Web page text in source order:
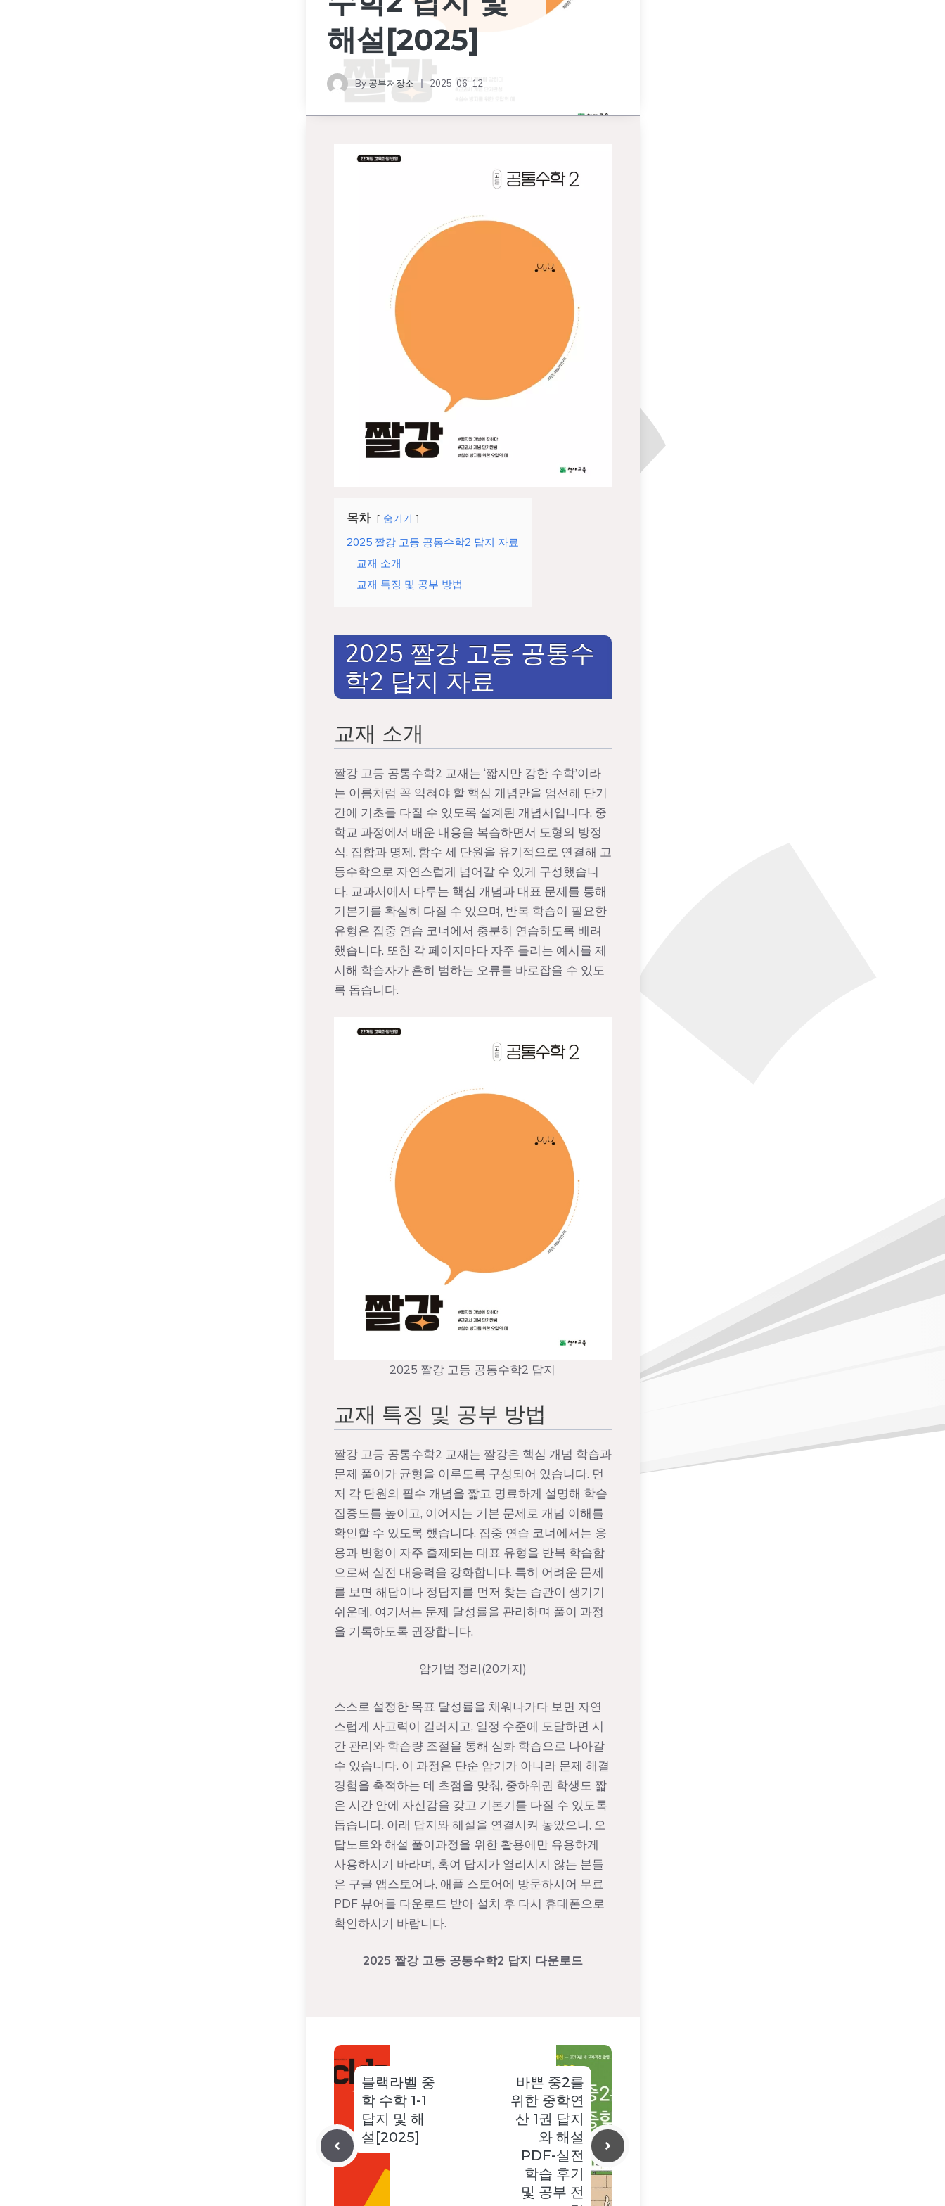
해설[2025]
By공부저장소 2025-06-12
목차 숨기기
2025 짤강 고등 공통수학2 답지 자료
교재 소개
교재 특징 및 공부 방법
2025 짤강 고등 공통수
학2 답지 자료
교재 소개
짤강 고등 공통수학2 교재는 ‘짧지만 강한 수학’이라
는 이름처럼 꼭 익혀야 할 핵심 개념만을 엄선해 단기
간에 기초를 다질 수 있도록 설계된 개념서입니다. 중
학교 과정에서 배운 내용을 복습하면서 도형의 방정
식, 집합과 명제, 함수 세 단원을 유기적으로 연결해 고
등수학으로 자연스럽게 넘어갈 수 있게 구성했습니
다. 교과서에서 다루는 핵심 개념과 대표 문제를 통해
기본기를 확실히 다질 수 있으며, 반복 학습이 필요한
유형은 집중 연습 코너에서 충분히 연습하도록 배려
했습니다. 또한 각 페이지마다 자주 틀리는 예시를 제
시해 학습자가 흔히 범하는 오류를 바로잡을 수 있도
록 돕습니다.
2025 짤강 고등 공통수학2 답지
교재 특징 및 공부 방법
짤강 고등 공통수학2 교재는 짤강은 핵심 개념 학습과
문제 풀이가 균형을 이루도록 구성되어 있습니다. 먼
저 각 단원의 필수 개념을 짧고 명료하게 설명해 학습
집중도를 높이고, 이어지는 기본 문제로 개념 이해를
확인할 수 있도록 했습니다. 집중 연습 코너에서는 응
용과 변형이 자주 출제되는 대표 유형을 반복 학습함
으로써 실전 대응력을 강화합니다. 특히 어려운 문제
를 보면 해답이나 정답지를 먼저 찾는 습관이 생기기
쉬운데, 여기서는 문제 달성률을 관리하며 풀이 과정
을 기록하도록 권장합니다.
암기법 정리(20가지)
스스로 설정한 목표 달성률을 채워나가다 보면 자연
스럽게 사고력이 길러지고, 일정 수준에 도달하면 시
간 관리와 학습량 조절을 통해 심화 학습으로 나아갈
수 있습니다. 이 과정은 단순 암기가 아니라 문제 해결
경험을 축적하는 데 초점을 맞춰, 중하위권 학생도 짧
은 시간 안에 자신감을 갖고 기본기를 다질 수 있도록
돕습니다. 아래 답지와 해설을 연결시켜 놓았으니, 오
답노트와 해설 풀이과정을 위한 활용에만 유용하게
사용하시기 바라며, 혹여 답지가 열리시지 않는 분들
은 구글 앱스토어나, 애플 스토어에 방문하시어 무료
PDF 뷰어를 다운로드 받아 설치 후 다시 휴대폰으로
확인하시기 바랍니다.
2025 짤강 고등 공통수학2 답지 다운로드
블랙라벨 중
학 수학 1-1
답지 및 해
설[2025]
바쁜 중2를
위한 중학연
산 1권 답지
와 해설
PDF-실전
학습 후기
및 공부 전